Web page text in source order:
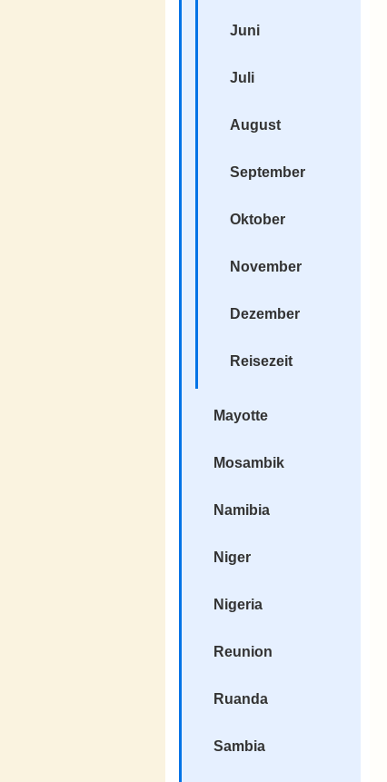
Juni
Juli
August
September
Oktober
November
Dezember
Reisezeit
Mayotte
Mosambik
Namibia
Niger
Nigeria
Reunion
Ruanda
Sambia